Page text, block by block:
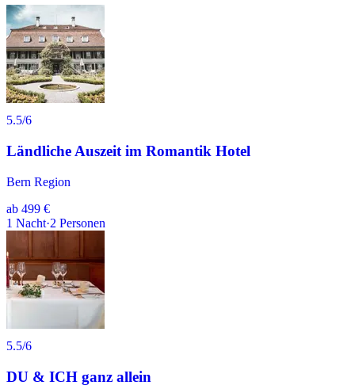
5.5/6
Ländliche Auszeit im Romantik Hotel
Bern Region
ab 499 €
1 Nacht·2 Personen
5.5/6
DU & ICH ganz allein